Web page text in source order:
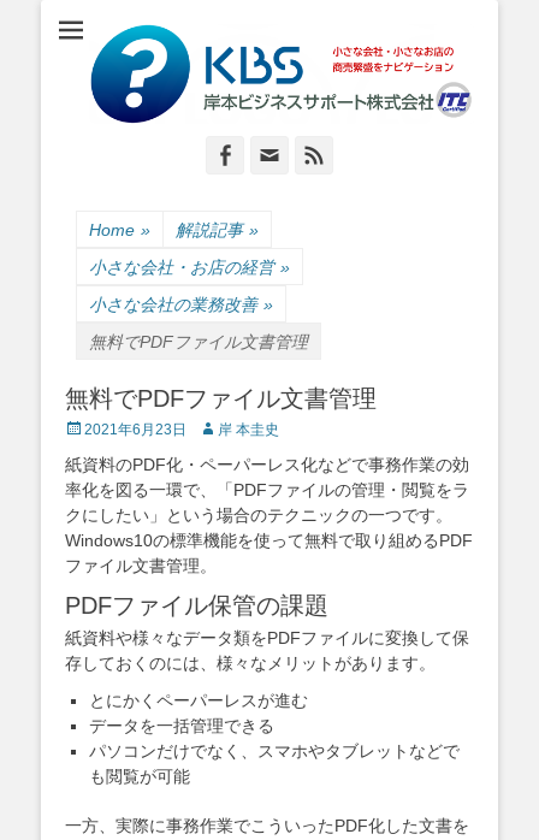
岸本ビジネスサポ
ート株式会社
小さな会社・小さなお店のIT経営をナビゲーション
Facebook
Email
Home » 解説記事 »
小さな会社・お店の経営 »
小さな会社の業務改善 »
無料でPDFファイル文書管理
無料でPDFファイル文書管理
Posted
2021年6月23日 Author
岸 本圭史
紙資料のPDF化・ペーパーレス化などで事務作業の効
率化を図る一環で、「PDFファイルの管理・閲覧をラ
クにしたい」という場合のテクニックの一つです。
Windows10の標準機能を使って無料で取り組めるPDF
ファイル文書管理。
PDFファイル保管の課題
紙資料や様々なデータ類をPDFファイルに変換して保
存しておくのには、様々なメリットがあります。
とにかくペーパーレスが進む
データを一括管理できる
パソコンだけでなく、スマホやタブレットなどで
も閲覧が可能
一方、実際に事務作業でこういったPDF化した文書を